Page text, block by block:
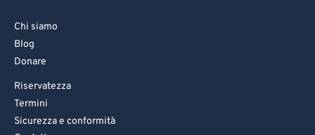
Chi siamo
Blog
Donare
Riservatezza
Termini
Sicurezza e conformità